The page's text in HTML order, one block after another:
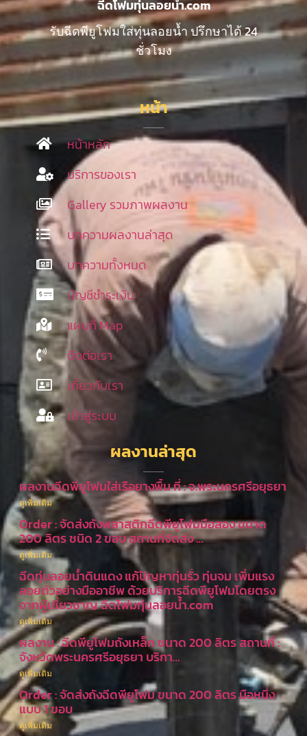
ฉีดโฟมทุ่นลอยน้ำ.com
รับฉีดพียูโฟมใส่ทุ่นลอยน้ำ ปรึกษาได้ 24
ชั่วโมง
หน้า
หน้าหลัก
บริการของเรา
Gallery รวมภาพผลงาน
บทความผลงานล่าสุด
บทความทั้งหมด
บัญชีชำระเงิน
แผนที่ Map
ติดต่อเรา
เกี่ยวกับเรา
เข้าสู่ระบบ
ผลงานล่าสุด
ผลงานฉีดพียูโฟมใส่เรือยางพื้น ที่ : จ.พระนครศรีอยุธยา
ดูเพิ่มเติม
Order : จัดส่งถังพลาสติกฉีดพียูโฟมมือสอง ขนาด
200 ลิตร ชนิด 2 ขอบ สถานที่จัดส่ง …
ดูเพิ่มเติม
ฉีดทุ่นลอยน้ำดินแดง แก้ปัญหาทุ่นรั่ว ทุ่นจม เพิ่มแรง
ลอยตัวอย่างมืออาชีพ ด้วยบริการฉีดพียูโฟมโดยตรง
จากผู้เชี่ยวชาญ ฉีดโฟมทุ่นลอยน้ำ.com
ดูเพิ่มเติม
ผลงาน : ฉีดพียูโฟมถังเหล็ก ขนาด 200 ลิตร สถานที่ :
จังหวัดพระนครศรีอยุธยา บริกา…
ดูเพิ่มเติม
Order : จัดส่งถังฉีดพียูโฟม ขนาด 200 ลิตร มือหนึ่ง
แบบ 1 ขอบ
ดูเพิ่มเติม